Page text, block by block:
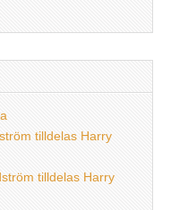
tilldelas Harry
tilldelas Harry